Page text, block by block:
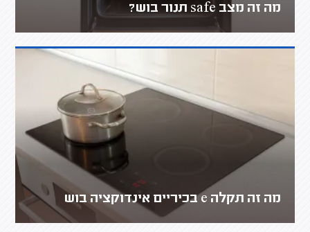
מה זה מצב safe תנור בוש?
מה זה תקלה e בכיריים אינדוקציה בוש